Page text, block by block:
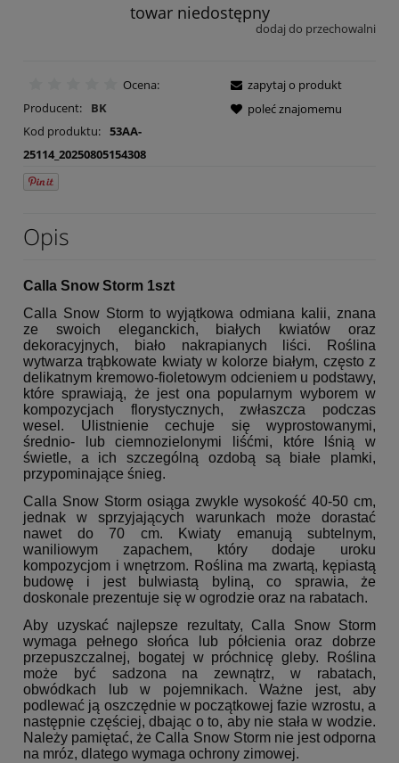
towar niedostępny
dodaj do przechowalni
Ocena:
Producent:
BK
Kod produktu: 53AA-
25114_20250805154308
zapytaj o produkt
poleć znajomemu
Opis
Calla Snow Storm 1szt
Calla Snow Storm to wyjątkowa odmiana kalii, znana
ze swoich eleganckich, białych kwiatów oraz
dekoracyjnych, biało nakrapianych liści. Roślina
wytwarza trąbkowate kwiaty w kolorze białym, często z
delikatnym kremowo-fioletowym odcieniem u podstawy,
które sprawiają, że jest ona popularnym wyborem w
kompozycjach florystycznych, zwłaszcza podczas
wesel. Ulistnienie cechuje się wyprostowanymi,
średnio- lub ciemnozielonymi liśćmi, które lśnią w
świetle, a ich szczególną ozdobą są białe plamki,
przypominające śnieg.
Calla Snow Storm osiąga zwykle wysokość 40-50 cm,
jednak w sprzyjających warunkach może dorastać
nawet do 70 cm. Kwiaty emanują subtelnym,
waniliowym zapachem, który dodaje uroku
kompozycjom i wnętrzom. Roślina ma zwartą, kępiastą
budowę i jest bulwiastą byliną, co sprawia, że
doskonale prezentuje się w ogrodzie oraz na rabatach.
Aby uzyskać najlepsze rezultaty, Calla Snow Storm
wymaga pełnego słońca lub półcienia oraz dobrze
przepuszczalnej, bogatej w próchnicę gleby. Roślina
może być sadzona na zewnątrz, w rabatach,
obwódkach lub w pojemnikach. Ważne jest, aby
podlewać ją oszczędnie w początkowej fazie wzrostu, a
następnie częściej, dbając o to, aby nie stała w wodzie.
Należy pamiętać, że Calla Snow Storm nie jest odporna
na mróz, dlatego wymaga ochrony zimowej.